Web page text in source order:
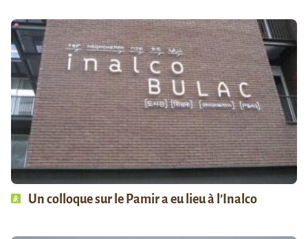
Un colloque sur le Pamir a eu lieu à l’Inalco